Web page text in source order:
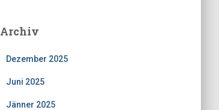
Archiv
Dezember 2025
Juni 2025
Jänner 2025